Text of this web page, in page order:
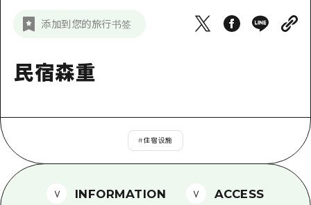
标准
治愈
宫岛周边
短途旅行
一日游
1晚2天
2晚3天
东山口
超值的游览门票
广岛免费无线上网
新闻
添加到您的旅行书签
民宿森重
#住宿设施
INFORMATION ACCESS